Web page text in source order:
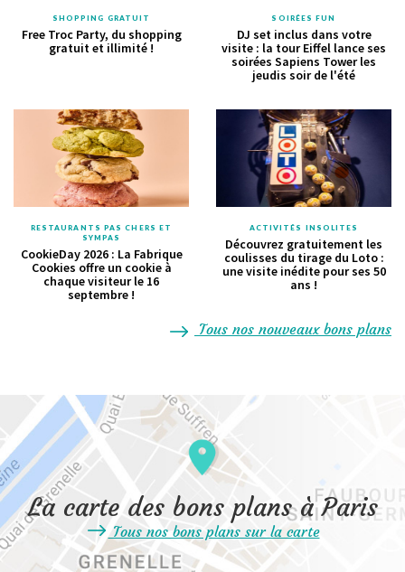
SHOPPING GRATUIT
Free Troc Party, du shopping
gratuit et illimité !
SOIRÉES FUN
DJ set inclus dans votre
visite : la tour Eiffel lance ses
soirées Sapiens Tower les
jeudis soir de l'été
RESTAURANTS PAS CHERS ET
SYMPAS
CookieDay 2026 : La Fabrique
Cookies offre un cookie à
chaque visiteur le 16
septembre !
ACTIVITÉS INSOLITES
Découvrez gratuitement les
coulisses du tirage du Loto :
une visite inédite pour ses 50
ans !
Tous nos nouveaux bons plans
La carte des bons plans à Paris
Tous nos bons plans sur la carte